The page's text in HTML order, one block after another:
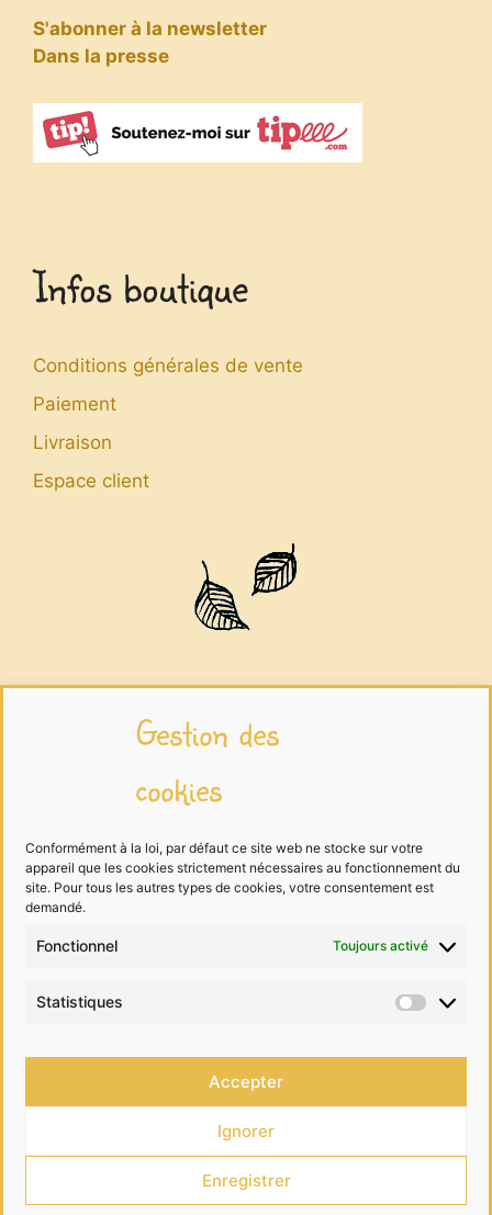
Gestion des
cookies
Conformément à la loi, par défaut ce site web ne stocke sur votre
appareil que les cookies strictement nécessaires au fonctionnement du
site. Pour tous les autres types de cookies, votre consentement est
demandé.
Fonctionnel Toujours activé
Statistiques
Accepter
Ignorer
Enregistrer
S'abonner à la newsletter
Dans la presse
Infos boutique
Conditions générales de vente
Paiement
Livraison
Espace client
Infos légales
Mentions légales
Traitement des données
Cookies
Me contacter
contact@lesdessinsdelalutine.com
•